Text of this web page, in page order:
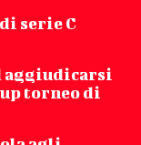
serie C
aggiudicarsi
torneo di